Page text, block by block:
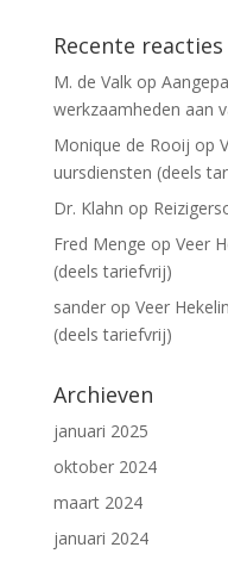
Recente reacties
M. de Valkop
werkzaamheden aan
Monique de Rooij op
uursdiensten (deels
Dr. Klahn op
Fred Menge op Veer
(deels tariefvrij)
sanderop Veer
(deels tariefvrij)
Archieven
januari 2025
oktober 2024
maart 2024
januari 2024